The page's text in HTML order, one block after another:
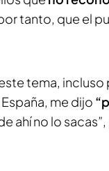
tanto, que el
tema, incluso
me dijo
ahí no lo